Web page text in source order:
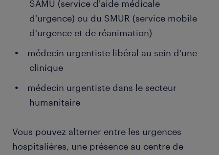
SAMU (service d'aide médicale
d'urgence) ou du SMUR (service mobile
d'urgence et de réanimation)
médecin urgentiste libéral au sein d'une
clinique
médecin urgentiste dans le secteur
humanitaire
Vous pouvez alterner entre les urgences
hospitalières, une présence au centre de